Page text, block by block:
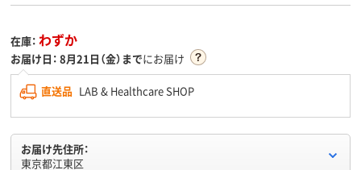
在庫： わずか
お届け日： 8月21日（金）までにお届け
直送品 LAB & Healthcare SHOP
お届け先住所：
東京都江東区